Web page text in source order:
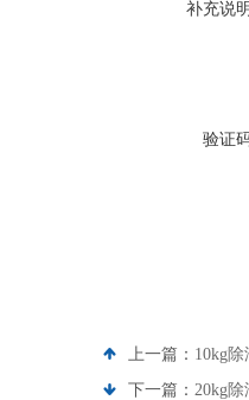
补充说
验证
上一篇： 10kg
下一篇： 20kg除